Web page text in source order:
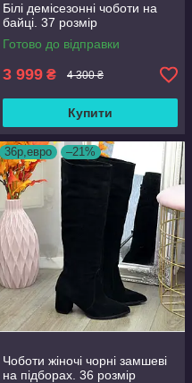
Білі демісезонні чоботи на
байці. 37 розмір
Готово до відправки
3 999 ₴ 4 300 ₴
Купити
36р,евро –21%
Чоботи жіночі чорні замшеві
на підборах. 36 розмір